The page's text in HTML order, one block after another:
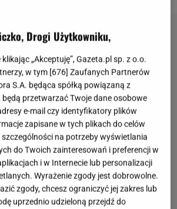
Drogi Użytkowniku,
„Akceptuję”, Gazeta.pl sp. z o.o.
w tym [676] Zaufanych Partnerów
S.A. będąca spółką powiązaną z
będą przetwarzać Twoje dane osobowe
e-mail czy identyfikatory plików
zapisane w tych plikach do celów
na potrzeby wyświetlania
do Twoich zainteresowań i preferencji w
i w Internecie lub personalizacji
Wyrażenie zgody jest dobrowolne.
zgody, chcesz ograniczyć jej zakres lub
uprzednio udzieloną przejdź do